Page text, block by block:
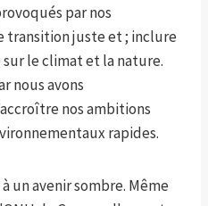
par nos
transition juste et ; inclure
le climat et la nature.
nous avons
nos ambitions
rapides.
un avenir sombre. Même